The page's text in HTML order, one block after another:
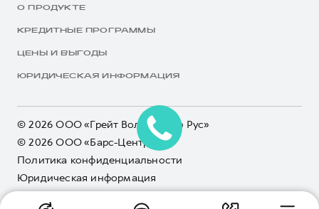
О ПРОДУКТЕ
КРЕДИТНЫЕ ПРОГРАММЫ
ЦЕНЫ И ВЫГОДЫ
ЮРИДИЧЕСКАЯ ИНФОРМАЦИЯ
© 2026 ООО «Грейт Волл Мотор Рус»
© 2026 ООО «Барс-Центр»
Политика конфиденциальности
Юридическая информация